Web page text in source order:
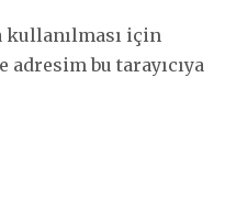
kullanılması için
adresim bu tarayıcıya